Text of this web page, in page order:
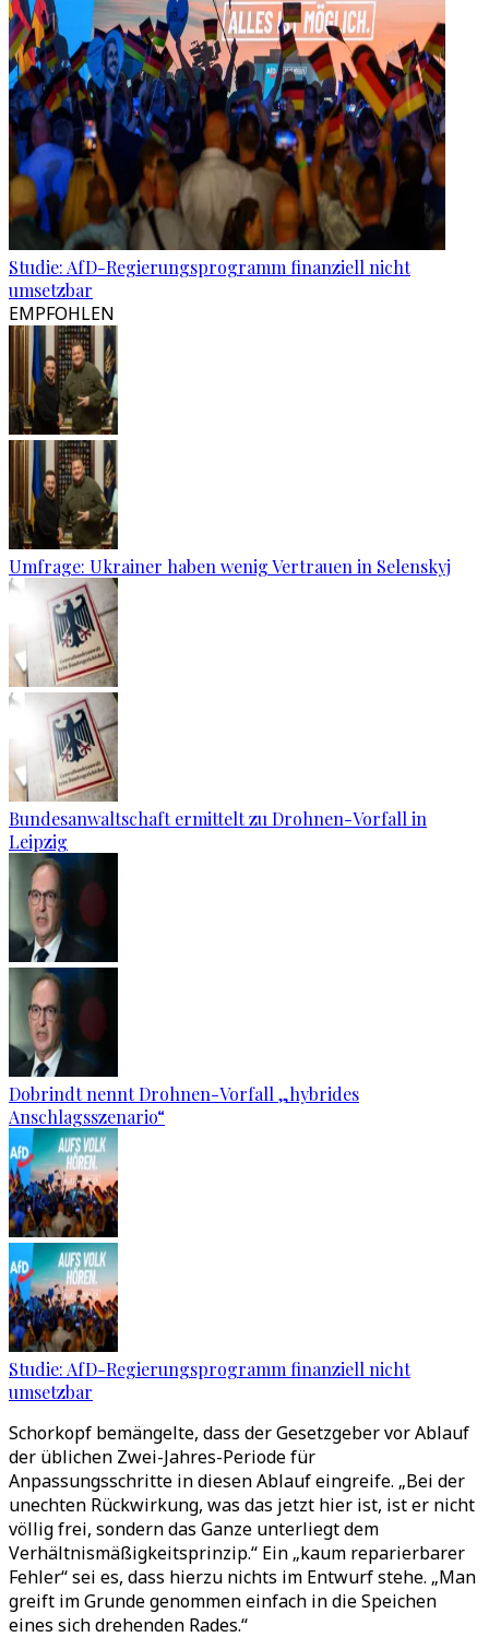
Studie: AfD-Regierungsprogramm finanziell nicht
umsetzbar
EMPFOHLEN
Umfrage: Ukrainer haben wenig Vertrauen in Selenskyj
Bundesanwaltschaft ermittelt zu Drohnen-Vorfall in
Leipzig
Dobrindt nennt Drohnen-Vorfall „hybrides
Anschlagsszenario“
Studie: AfD-Regierungsprogramm finanziell nicht
umsetzbar
Schorkopf bemängelte, dass der Gesetzgeber vor Ablauf
der üblichen Zwei-Jahres-Periode für
Anpassungsschritte in diesen Ablauf eingreife. „Bei der
unechten Rückwirkung, was das jetzt hier ist, ist er nicht
völlig frei, sondern das Ganze unterliegt dem
Verhältnismäßigkeitsprinzip.“ Ein „kaum reparierbarer
Fehler“ sei es, dass hierzu nichts im Entwurf stehe. „Man
greift im Grunde genommen einfach in die Speichen
eines sich drehenden Rades.“